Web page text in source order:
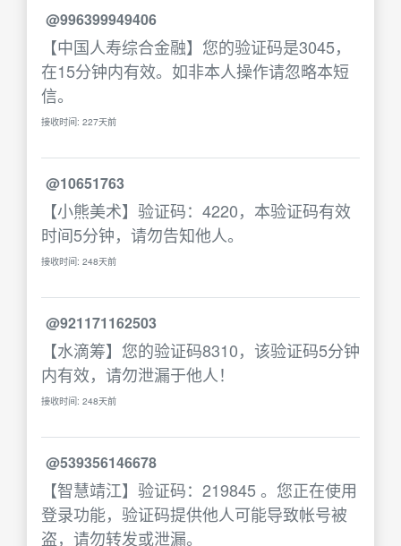
@996399949406
【中国人寿综合金融】您的验证码是3045，
在15分钟内有效。如非本人操作请忽略本短
信。
接收时间: 227天前
@10651763
【小熊美术】验证码：4220，本验证码有效
时间5分钟，请勿告知他人。
接收时间: 248天前
@921171162503
【水滴筹】您的验证码8310，该验证码5分钟
内有效，请勿泄漏于他人！
接收时间: 248天前
@539356146678
【智慧靖江】验证码：219845 。您正在使用
登录功能，验证码提供他人可能导致帐号被
盗，请勿转发或泄漏。